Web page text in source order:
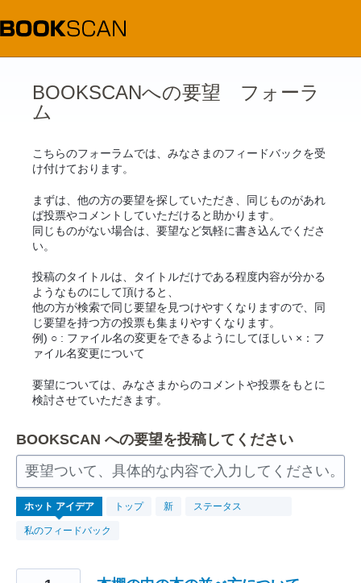
コ
ン
テ
BOOKSCANへの要望 フォーラ
ム
こちらのフォーラムでは、みなさまのフィードバックを受
け付けております。
まずは、他の方の要望を探していただき、同じものがあれ
ば投票やコメントしていただけると助かります。
同じものがない場合は、要望など気軽に書き込んでくださ
い。
投稿のタイトルは、タイトルだけである程度内容が分かる
ようなものにして頂けると、
他の方が検索で同じ要望を見つけやすくなりますので、同
じ要望を持つ方の投票も集まりやすくなります。
例) ○ : ファイル名の変更をできるようにしてほしい ×：フ
ァイル名変更について
要望については、みなさまからのコメントや投票をもとに
検討させていただきます。
BOOKSCAN への要望を投稿してください
要望ついて、具体的な内容で入力してください。
ホット アイデア トップ 新 ステータス
私のフィードバック
265
見
つ
か
結